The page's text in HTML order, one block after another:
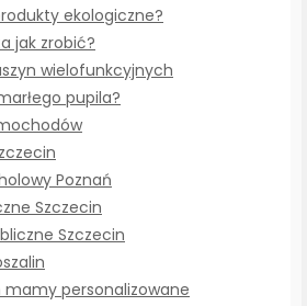
ekologiczne?
jak zrobić?
wielofunkcyjnych
pupila?
Poznań
Szczecin
Szczecin
mamy personalizowane